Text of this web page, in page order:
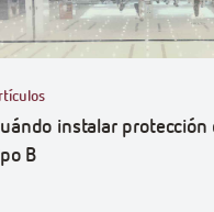
instalar protección
B